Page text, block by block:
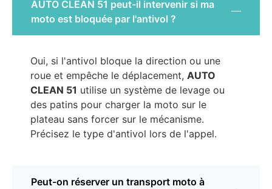
AUTO CLEAN 51 peut-il intervenir si ma
moto est bloquée par l'antivol ?
Oui, si l'antivol bloque la direction ou une
roue et empêche le déplacement, AUTO
CLEAN 51 utilise un système de levage ou
des patins pour charger la moto sur le
plateau sans forcer sur le mécanisme.
Précisez le type d'antivol lors de l'appel.
Peut-on réserver un transport moto à